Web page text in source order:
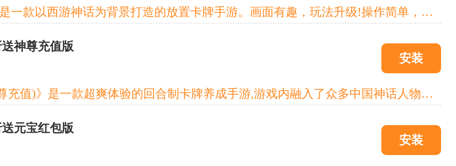
《兵马俑0.1折GM版》是一款以西游神话为背景打造的放置卡牌手游。画面有趣，玩法升级!操作简单，创角十连得强力橙将，强势助力。其他还拥有锻造、坐骑、战宠、招式等各种轻松又强大的功能系统为大家再次描绘一个不一样的西游世界!龙腾于天，长吟天地，谁是王者!
神尊充值版
安装
《大圣外传(0.1折送神尊充值)》是一款超爽体验的回合制卡牌养成手游,游戏内融入了众多中国神话人物以及故事元素。游戏还原西游路上的种种磨难，游戏画面色彩鲜明，多种养成线路等你升级，培养属于自己的西游爱将，更有大量福利助您探索西游世界!
元宝红包版
安装